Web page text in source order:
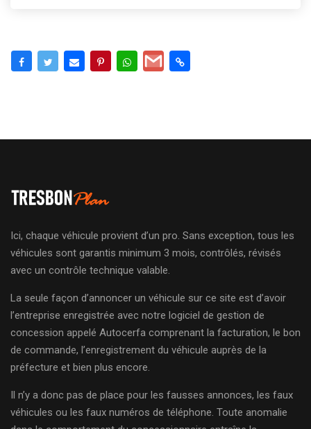
Ici, chaque véhicule provient d’un pro. Sans exception, tous les
véhicules sont garantis minimum 3 mois, contrôlés, révisés
avec un contrôle technique valable.
La seule façon d’annoncer un véhicule sur ce site est d’avoir
l’entreprise enregistrée avec notre logiciel de gestion de
concession appelé Autocerfa comprenant la facturation, le bon
de commande, l’enregistrement du véhicule auprès de la
préfecture et bien plus encore.
Il n’y a donc pas de place pour les fausses annonces, les faux
véhicules ou les faux numéros de téléphone. Toute anomalie